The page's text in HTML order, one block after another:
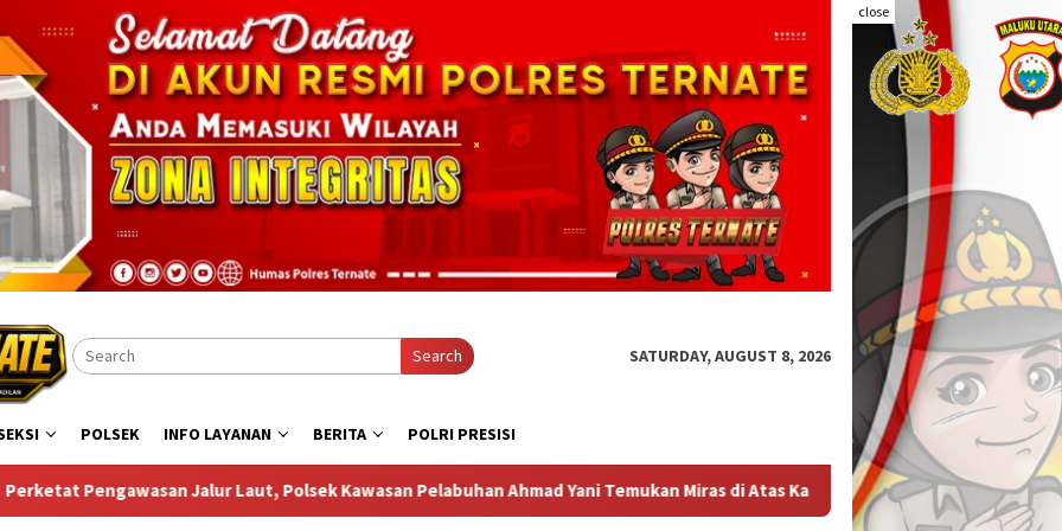
close
Search SATURDAY, AUGUST 8, 2026
POLSEK INFO LAYANAN BERITA POLRI PRESISI
Kawasan Pelabuhan Ahmad Yani Temukan Miras di Atas Kapal Penumpang Audit Kinerja Itwasum Polri Tahap II